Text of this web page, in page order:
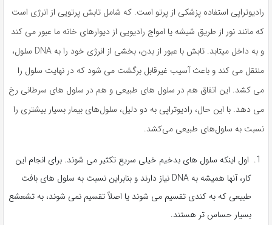
رادیوتراپی استفاده پزشکی از پرتو است. که شامل تابش پرتویی از انرژی است
که مانند نور از طریق شیشه یا امواج رادیویی از دیوارهای خانه ما عبور می کند
و به داخل میتابد. تابش با عبور از بدن، بخشی از انرژی خود را به DNA سلول،
منتقل می کند و باعث آسیب غیرقابل برگشت می شود که در نهایت سلول را
می کشد. این اتفاق هم در سلول های طبیعی و هم در سلول های سرطانی رخ
می دهد. با این حال، رادیوتراپی به دو دلیل، سلول‌های بیمار بسیار بیشتری را
نسبت به سلول‌های طبیعی می‌کشد.
اول اینکه سلول های بدخیم خیلی سریع تکثیر می شوند. برای انجام این
کار، آنها همیشه به DNA نیاز دارند و بنابراین نسبت به سلول های بافت
طبیعی که به کندی تقسیم می شوند یا اصلاً تقسیم نمی شوند، به تشعشع
بسیار حساس تر هستند.